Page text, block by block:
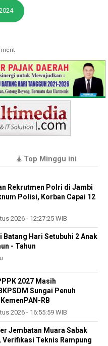
Top Minggu ini
Rekrutmen Polri di Jambi
Polisi, Korban Capai 12
2026 - 12:27:25 WIB
Batang Hari Setubuhi 2 Anak
- Tahun
2027 Masih
Sungai Penuh
RB
2026 - 16:55:59 WIB
Jembatan Muara Sabak
Verifikasi Teknis Rampung